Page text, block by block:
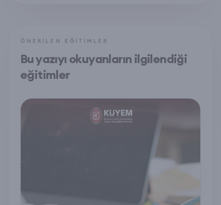
ÖNERILEN EĞITIMLER
Bu yazıyı okuyanların ilgilendiği
eğitimler